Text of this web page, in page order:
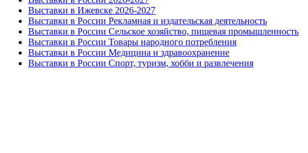
Выставки в Ижевске 2026-2027
Выставки в России Рекламная и издательская деятельность
Выставки в России Сельское хозяйство, пищевая промышленность
Выставки в России Товары народного потребления
Выставки в России Медицина и здравоохранение
Выставки в России Спорт, туризм, хобби и развлечения